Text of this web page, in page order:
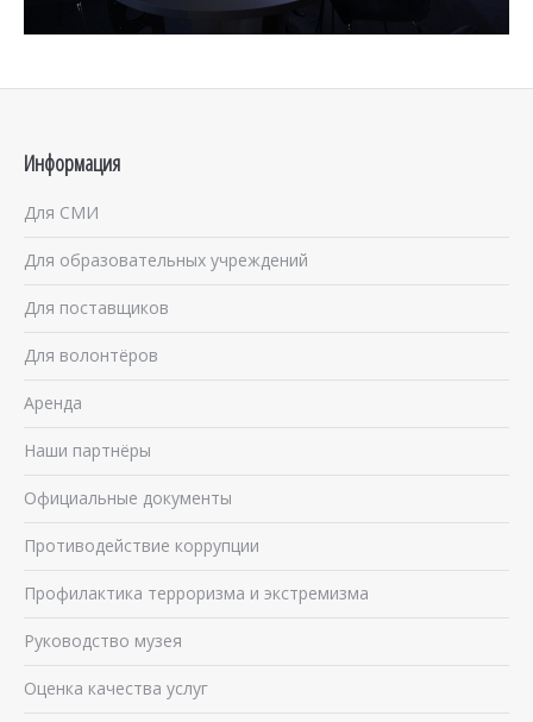
Информация
Для СМИ
Для образовательных учреждений
Для поставщиков
Для волонтёров
Аренда
Наши партнёры
Официальные документы
Противодействие коррупции
Профилактика терроризма и экстремизма
Руководство музея
Оценка качества услуг